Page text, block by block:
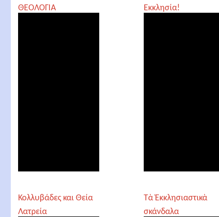
ΘΕΟΛΟΓΙΑ
Εκκλησία!
Κολλυβάδες και Θεία
Λατρεία
Τὰ Ἐκκλησιαστικὰ
σκάνδαλα